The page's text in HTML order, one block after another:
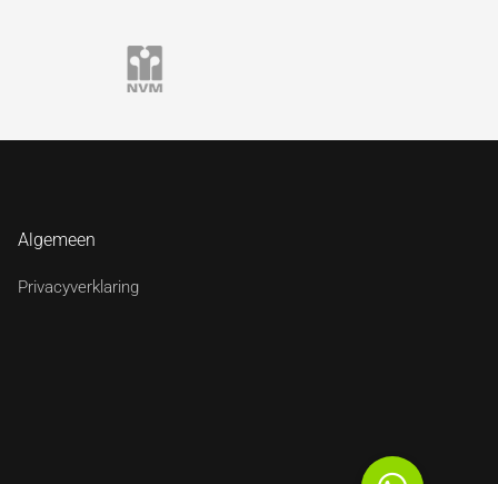
Algemeen
Privacyverklaring